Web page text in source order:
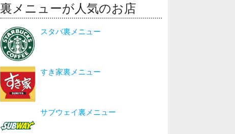
裏メニューが人気のお店
スタバ裏メニュー
すき家裏メニュー
サブウェイ裏メニュー